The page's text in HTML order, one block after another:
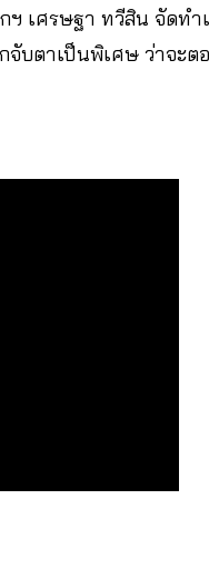
เศรษฐา ทวีสิน จัดทำ
บตาเป็นพิเศษ ว่าจะ